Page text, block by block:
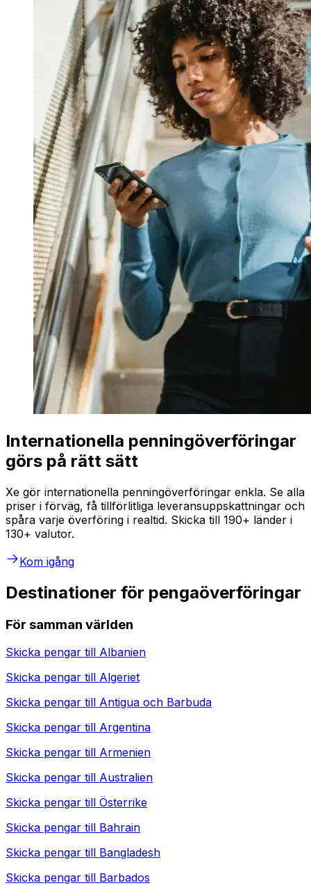
Internationella penningöverföringar
görs på rätt sätt
Xe gör internationella penningöverföringar enkla. Se alla
priser i förväg, få tillförlitliga leveransuppskattningar och
spåra varje överföring i realtid. Skicka till 190+ länder i
130+ valutor.
Kom igång
Destinationer för pengaöverföringar
För samman världen
Skicka pengar till Albanien
Skicka pengar till Algeriet
Skicka pengar till Antigua och Barbuda
Skicka pengar till Argentina
Skicka pengar till Armenien
Skicka pengar till Australien
Skicka pengar till Österrike
Skicka pengar till Bahrain
Skicka pengar till Bangladesh
Skicka pengar till Barbados